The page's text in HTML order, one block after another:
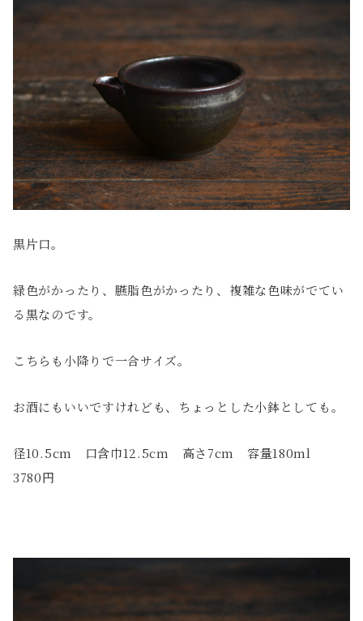
黒片口。
緑色がかったり、臙脂色がかったり、複雑な色味がでてい
る黒なのです。
こちらも小降りで一合サイズ。
お酒にもいいですけれども、ちょっとした小鉢としても。
径10.5cm 口含巾12.5cm 高さ7cm 容量180ml
3780円